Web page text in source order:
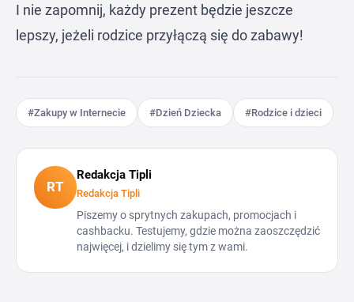
I nie zapomnij, każdy prezent będzie jeszcze
lepszy, jeżeli rodzice przyłączą się do zabawy!
#Zakupy w Internecie #Dzień Dziecka #Rodzice i dzieci
RT
Redakcja Tipli
Redakcja Tipli
Piszemy o sprytnych zakupach, promocjach i
cashbacku. Testujemy, gdzie można zaoszczędzić
najwięcej, i dzielimy się tym z wami.